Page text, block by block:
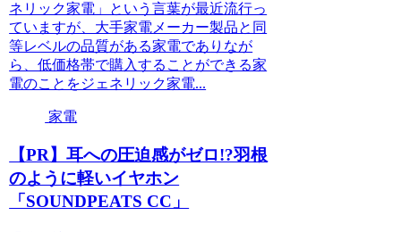
ネリック家電」という言葉が最近流行っ
ていますが、大手家電メーカー製品と同
等レベルの品質がある家電でありなが
ら、低価格帯で購入することができる家
電のことをジェネリック家電...
家電
【PR】耳への圧迫感がゼロ!?羽根
のように軽いイヤホン
「SOUNDPEATS CC」